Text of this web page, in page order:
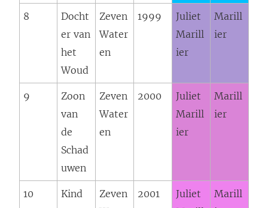
8
Docht
er van
het
Woud
Zeven
Water
en
1999
Juliet
Marill
ier
Marill
ier
9
Zoon
van
de
Schad
uwen
Zeven
Water
en
2000
Juliet
Marill
ier
Marill
ier
10
Kind
Zeven
2001
Juliet
Marill